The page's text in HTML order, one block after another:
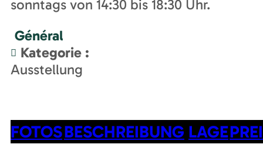
sonntags von 14:30 bis 18:30 Uhr.
Général
Kategorie :
Ausstellung
FOTOSBESCHREIBUNG LAGE